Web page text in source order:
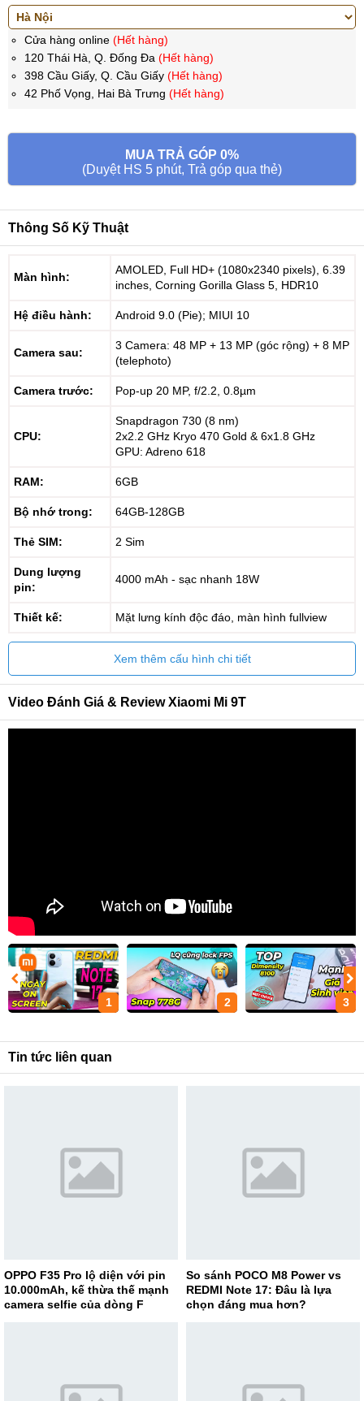
Cửa hàng online (Hết hàng)
120 Thái Hà, Q. Đống Đa (Hết hàng)
398 Cầu Giấy, Q. Cầu Giấy (Hết hàng)
42 Phố Vọng, Hai Bà Trưng (Hết hàng)
MUA TRẢ GÓP 0%
(Duyệt HS 5 phút, Trả góp qua thẻ)
Thông Số Kỹ Thuật
Màn hình:
AMOLED, Full HD+ (1080x2340 pixels), 6.39
inches, Corning Gorilla Glass 5, HDR10
Hệ điều hành: Android 9.0 (Pie); MIUI 10
Camera sau:
3 Camera: 48 MP + 13 MP (góc rộng) + 8 MP
(telephoto)
Camera trước: Pop-up 20 MP, f/2.2, 0.8µm
CPU:
Snapdragon 730 (8 nm)
2x2.2 GHz Kryo 470 Gold & 6x1.8 GHz
GPU: Adreno 618
RAM: 6GB
Bộ nhớ trong: 64GB-128GB
Thẻ SIM: 2 Sim
Dung lượng
pin:
4000 mAh - sạc nhanh 18W
Thiết kế: Mặt lưng kính độc đáo, màn hình fullview
Xem thêm cấu hình chi tiết
Video Đánh Giá & Review Xiaomi Mi 9T
1 2 3
Tin tức liên quan
OPPO F35 Pro lộ diện với pin
10.000mAh, kế thừa thế mạnh
camera selfie của dòng F
So sánh POCO M8 Power vs
REDMI Note 17: Đâu là lựa
chọn đáng mua hơn?